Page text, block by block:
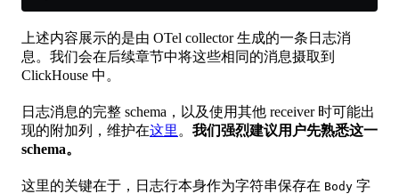
上述内容展示的是由 OTel collector 生成的一条日志消
息。我们会在后续章节中将这些相同的消息摄取到
ClickHouse 中。
日志消息的完整 schema，以及使用其他 receiver 时可能出
现的附加列，维护在这里 。 我们强烈建议用户先熟悉这一
schema。
这里的关键在于，日志行本身作为字符串保存在 Body 字